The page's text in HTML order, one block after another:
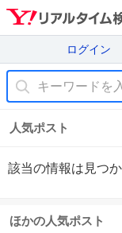
ログイン
人気ポスト
該当の情報は見つ
ほかの人気ポスト